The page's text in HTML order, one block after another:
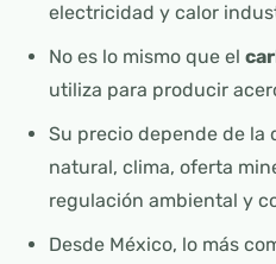
electricidad y calor
No es lo mismo que el
utiliza para producir
Su precio depende de la
natural, clima, oferta
regulación ambiental y
Desde México, lo más